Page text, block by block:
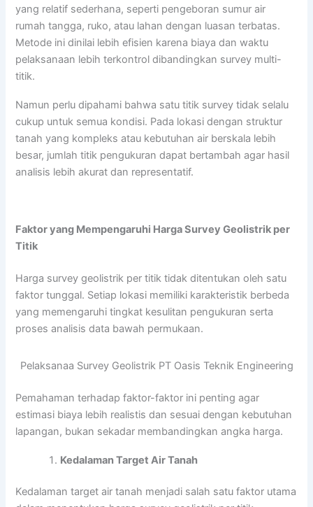
yang relatif sederhana, seperti pengeboran sumur air
rumah tangga, ruko, atau lahan dengan luasan terbatas.
Metode ini dinilai lebih efisien karena biaya dan waktu
pelaksanaan lebih terkontrol dibandingkan survey multi-
titik.
Namun perlu dipahami bahwa satu titik survey tidak selalu
cukup untuk semua kondisi. Pada lokasi dengan struktur
tanah yang kompleks atau kebutuhan air berskala lebih
besar, jumlah titik pengukuran dapat bertambah agar hasil
analisis lebih akurat dan representatif.
Faktor yang Mempengaruhi Harga Survey Geolistrik per
Titik
Harga survey geolistrik per titik tidak ditentukan oleh satu
faktor tunggal. Setiap lokasi memiliki karakteristik berbeda
yang memengaruhi tingkat kesulitan pengukuran serta
proses analisis data bawah permukaan.
Pelaksanaa Survey Geolistrik PT Oasis Teknik Engineering
Pemahaman terhadap faktor-faktor ini penting agar
estimasi biaya lebih realistis dan sesuai dengan kebutuhan
lapangan, bukan sekadar membandingkan angka harga.
Kedalaman Target Air Tanah
Kedalaman target air tanah menjadi salah satu faktor utama